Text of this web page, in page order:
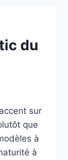
du
sur
que
à
à